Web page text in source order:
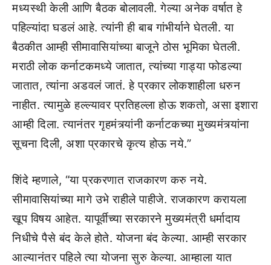
मध्यस्थी केली आणि बैठक बोलावली. गेल्या अनेक वर्षात हे
पहिल्यांदा घडलं आहे. त्यांनी ही बाब गांभीर्याने घेतली. या
बैठकीत आम्ही सीमावासियांच्या बाजूने ठोस भूमिका घेतली.
मराठी लोक कर्नाटकमध्ये जातात, त्यांच्या गाड्या फोडल्या
जातात, त्यांना अडवलं जातं. हे प्रकार लोकशाहीला धरुन
नाहीत. त्यामुळे हल्ल्यावर प्रतिहल्ला होऊ शकतो, असा इशारा
आम्ही दिला. त्यानंतर गृहमंत्र्यांनी कर्नाटकच्या मुख्यमंत्र्यांना
सूचना दिली, अशा प्रकारचे कृत्य होऊ नये.”
शिंदे म्हणाले, “या प्रकरणात राजकारण करु नये.
सीमावासियांच्या मागे उभे राहीले पाहीजे. राजकारण करायला
खूप विषय आहेत. यापूर्वीच्या सरकारने मुख्यमंत्री धर्मादाय
निधीचे पैसे बंद केले होते. योजना बंद केल्या. आम्ही सरकार
आल्यानंतर पहिले त्या योजना सुरु केल्या. आम्हाला यात